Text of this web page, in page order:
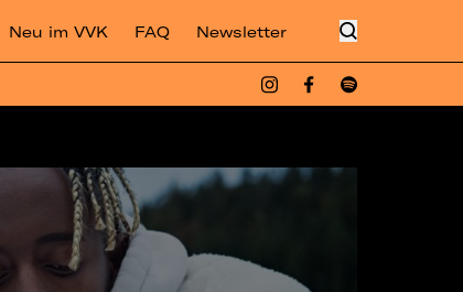
Neu im VVK FAQ Newsletter